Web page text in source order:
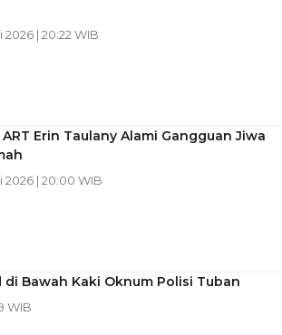
2026 | 20:22 WIB
Erin Taulany Alami Gangguan Jiwa
2026 | 20:00 WIB
Bawah Kaki Oknum Polisi Tuban
WIB